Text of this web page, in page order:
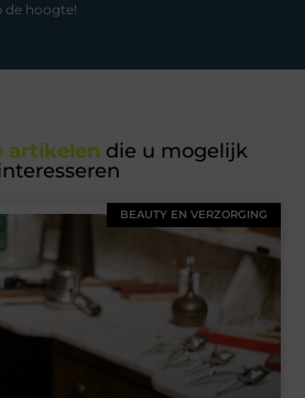
de hoogte!
artikelen die u mogelijk
BEAUTY EN VERZORGING